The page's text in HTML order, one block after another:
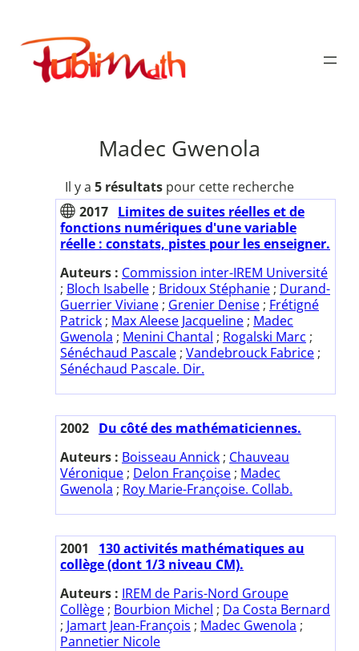
contenu
Publimath
Madec Gwenola
Il y a 5 résultats pour cette recherche
2017 Limites de suites réelles et de
fonctions numériques d'une variable
réelle : constats, pistes pour les enseigner.
Auteurs : Commission inter-IREM Université
; Bloch Isabelle ; Bridoux Stéphanie ; Durand-
Guerrier Viviane ; Grenier Denise ; Frétigné
Patrick ; Max Aleese Jacqueline ; Madec
Gwenola ; Menini Chantal ; Rogalski Marc ;
Sénéchaud Pascale ; Vandebrouck Fabrice ;
Sénéchaud Pascale. Dir.
2002 Du côté des mathématiciennes.
Auteurs : Boisseau Annick ; Chauveau
Véronique ; Delon Françoise ; Madec
Gwenola ; Roy Marie-Françoise. Collab.
2001
130 activités mathématiques au
collège (dont 1/3 niveau CM).
Auteurs : IREM de Paris-Nord Groupe
Collège ; Bourbion Michel ; Da Costa Bernard
; Jamart Jean-François ; Madec Gwenola ;
Pannetier Nicole